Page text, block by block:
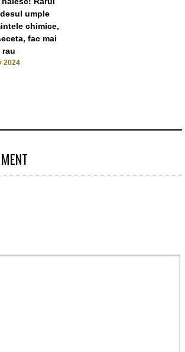
umple
chimice,
fac mai
rau
2024